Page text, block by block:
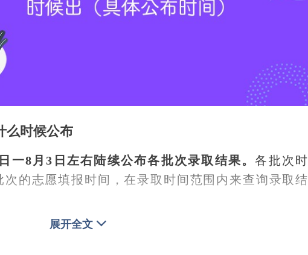
么时候公布
一8月3日左右陆续公布各批次录取结果。各批次时
的志愿填报时间，在录取时间范围内来查询录取结
平行志愿正式投档后，即进行预录取工作，各院校的
展开全文